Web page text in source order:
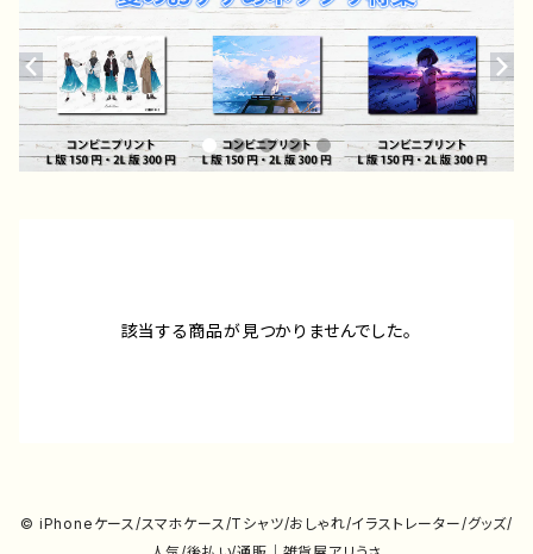
該当する商品が見つかりませんでした。
© iPhoneケース/スマホケース/Tシャツ/おしゃれ/イラストレーター/グッズ/